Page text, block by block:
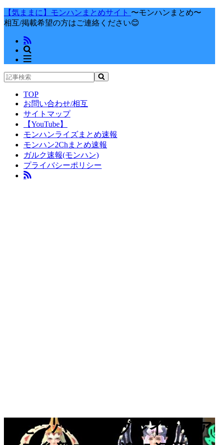
【気ままに】モンハンまとめサイト 〜モンハンまとめ〜
相互/掲載希望の方はご連絡ください😊
TOP
お問い合わせ/相互
サイトマップ
【YouTube】
モンハンライズまとめ速報
モンハン2Chまとめ速報
ガルク速報(モンハン)
プライバシーポリシー
【モンハンサンブレイク】ア